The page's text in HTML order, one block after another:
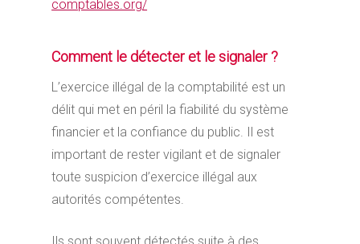
comptables.org/
Comment le détecter et le signaler ?
L’exercice illégal de la comptabilité est un
délit qui met en péril la fiabilité du système
financier et la confiance du public. Il est
important de rester vigilant et de signaler
toute suspicion d’exercice illégal aux
autorités compétentes.